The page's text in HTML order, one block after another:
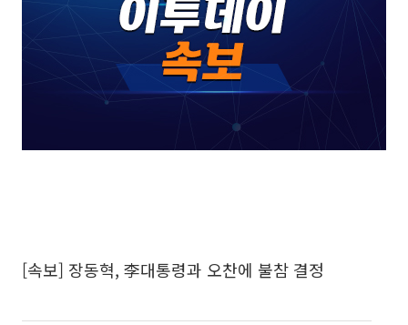
[속보] 장동혁, 李대통령과 오찬에 불참 결정